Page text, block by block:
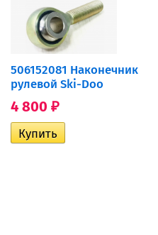
506152081 Наконечник
рулевой Ski-Doo
4 800 ₽